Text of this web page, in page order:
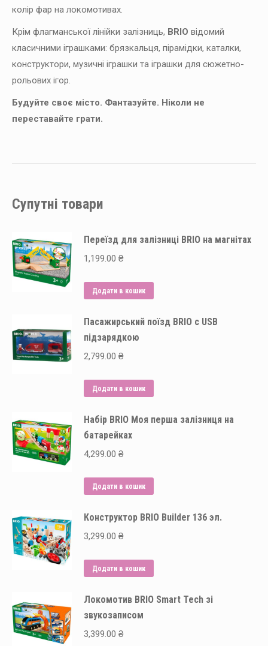
колір фар на локомотивах.
Крім флагманської лінійки залізниць, BRIO відомий
класичними іграшками: брязкальця, пірамідки, каталки,
конструктори, музичні іграшки та іграшки для сюжетно-
рольових ігор.
Будуйте своє місто. Фантазуйте. Ніколи не
переставайте грати.
Супутні товари
Переїзд для залізниці BRIO на магнітах
1,199.00 ₴
Додати в кошик
Пасажирський поїзд BRIO c USB
підзарядкою
2,799.00 ₴
Додати в кошик
Набір BRIO Моя перша залізниця на
батарейках
4,299.00 ₴
Додати в кошик
Конструктор BRIO Builder 136 эл.
3,299.00 ₴
Додати в кошик
Локомотив BRIO Smart Tech зі
звукозаписом
3,399.00 ₴